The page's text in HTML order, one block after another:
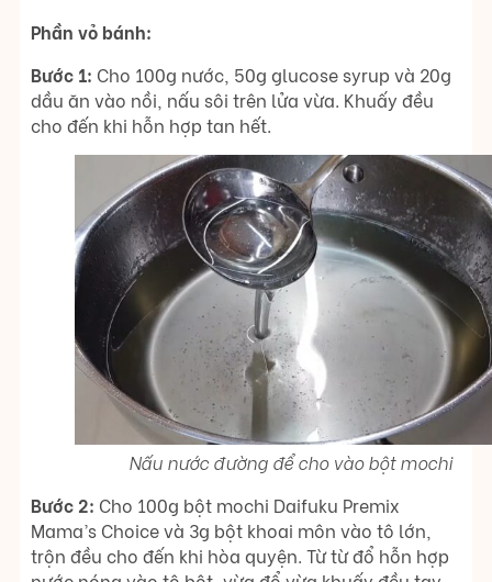
Phần vỏ bánh:
Bước 1: Cho 100g nước, 50g glucose syrup và 20g
dầu ăn vào nồi, nấu sôi trên lửa vừa. Khuấy đều
cho đến khi hỗn hợp tan hết.
Nấu nước đường để cho vào bột mochi
Bước 2: Cho 100g bột mochi Daifuku Premix
Mama’s Choice và 3g bột khoai môn vào tô lớn,
trộn đều cho đến khi hòa quyện. Từ từ đổ hỗn hợp